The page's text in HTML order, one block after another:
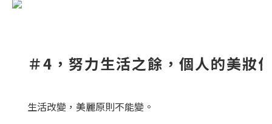
＃4，努力生活之餘，個人的美妝
生活改變，美麗原則不能變。